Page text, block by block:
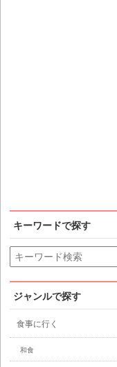
キーワードで探す
ジャンルで探す
食事に行く
和食